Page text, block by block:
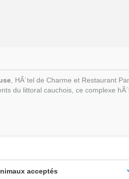
, HÃ´tel de Charme et Restaurant
du littoral cauchois, ce complexe
acceptés